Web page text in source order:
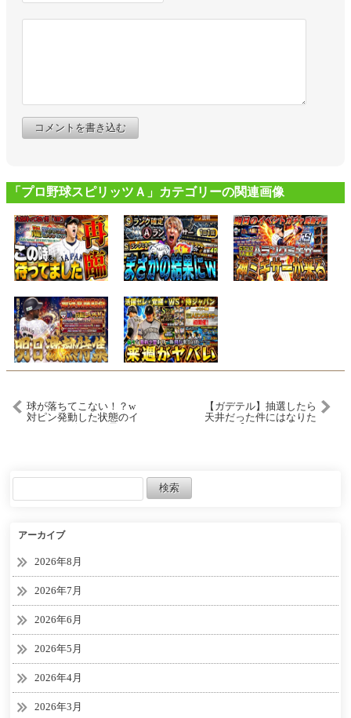
コメントを書き込む
「プロ野球スピリッツＡ」カテゴリーの関連画像
球が落ちてこない！？w
対ピン発動した状態のイ
【ガデテル】抽選したら
天井だった件にはなりた
アーカイブ
2026年8月
2026年7月
2026年6月
2026年5月
2026年4月
2026年3月